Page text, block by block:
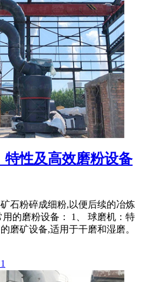
特性及高效磨粉设备
石粉碎成细粉,以便后续的冶炼
的磨粉设备： 1、 球磨机：特
磨矿设备,适用于干磨和湿磨。